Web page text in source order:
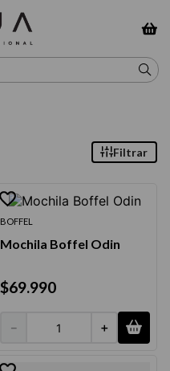
Filtrar
BOFFEL
Mochila Boffel Odin
$69.990
＋
－